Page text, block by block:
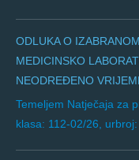
ODLUKA O
MEDICINSKO
NEODREĐENO
Temeljem Natječaja za
klasa: 112-02/26,